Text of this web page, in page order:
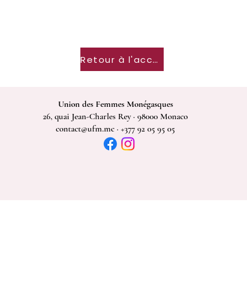
Retour à l'accueil
Union des Femmes Monégasques
26, quai Jean-Charles Rey · 98000 Monaco
contact@ufm.mc · +377 92 05 95 05